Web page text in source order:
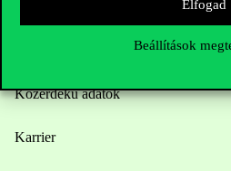
Elfogad
Beállítások
Közérdekű adatok
Karrier